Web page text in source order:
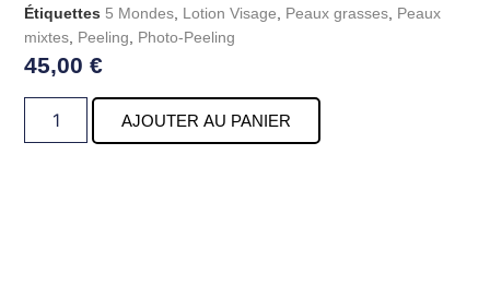
Étiquettes 5 Mondes, Lotion Visage, Peaux grasses, Peaux
mixtes, Peeling, Photo-Peeling
45,00€
AJOUTER AU PANIER